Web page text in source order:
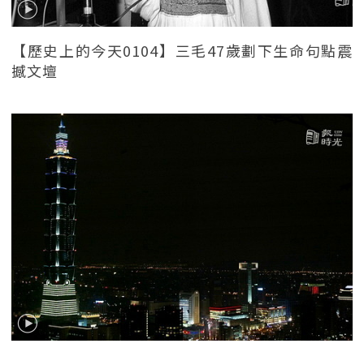
【歷史上的今天0104】三毛47歲劃下生命句點震
撼文壇